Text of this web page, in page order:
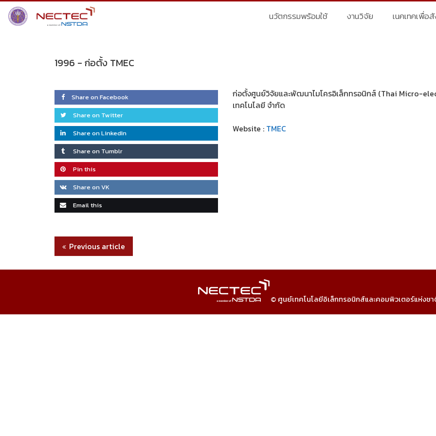
Skip
นวัตกรรมพร้อมใช้ งานวิจัย เนคเทคเพื่อ
1996 - ก่อตั้ง TMEC
Share on Facebook
Share on Twitter
Share on LinkedIn
Share on Tumblr
Pin this
Share on VK
Email this
ก่อตั้งศูนย์วิจัยและพัฒนาไมโครอิเล็กทรอนิกส์ (Thai Micro-
เทคโนโลยี จำกัด
Website : TMEC
Previous article
© ศูนย์เทคโนโลยีอิเล็กทรอนิกส์และคอมพิวเตอร์แห่งชา